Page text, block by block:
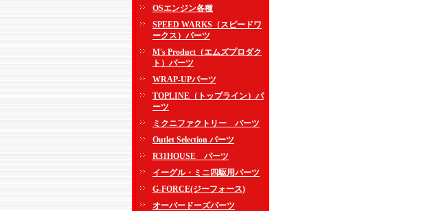
OSエンジン各種
SPEED WARKS（スピードワ
ークス）パーツ
M's Product（エムズプロダク
ト）パーツ
WRAP-UPパーツ
TOPLINE（トップライン）パ
ーツ
ミクニファクトリー パーツ
Outlet Selection パーツ
R31HOUSE パーツ
イーグル・ミニ四駆用パーツ
G-FORCE(ジーフォース)
オーバードーズパーツ